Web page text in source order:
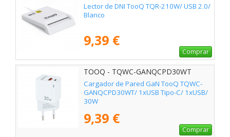
Lector de DNI TooQ TQR-210W/ USB 2.0/
Blanco
9,39 €
Comprar
TOOQ - TQWC-GANQCPD30WT
Cargador de Pared GaN TooQ TQWC-
GANQCPD30WT/ 1xUSB Tipo-C/ 1xUSB/
30W
9,39 €
Comprar